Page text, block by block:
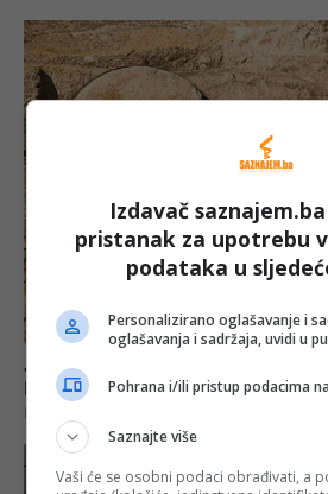
Izdavač
pristanak za upotrebu
podataka u
Personalizirano oglašavanje i
oglašavanja i sadržaja, uvidi u
Pohrana i/ili pristup podacima
Saznajte više
Vaši će se osobni podaci obrađivati, a